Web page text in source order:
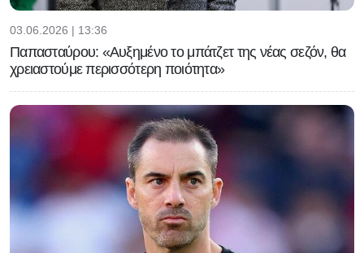
03.06.2026 | 13:36
Παπασταύρου: «Αυξημένο το μπάτζετ της νέας σεζόν, θα
χρειαστούμε περισσότερη ποιότητα»